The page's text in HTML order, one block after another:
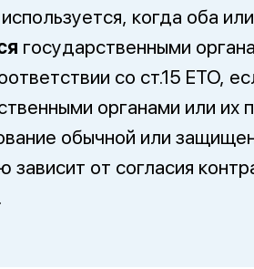
когда оба
государственными
со ст.15 ETO,
органами или их
обычной или
зависит от согласия